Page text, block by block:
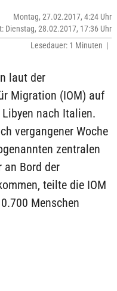
Montag, 27.02.2017, 4:24 Uhr
Dienstag, 28.02.2017, 17:36 Uhr
Lesedauer: 1 Minuten |
laut der
Migration (IOM) auf
nach Italien.
vergangener Woche
zentralen
an Bord der
teilte die IOM
Menschen